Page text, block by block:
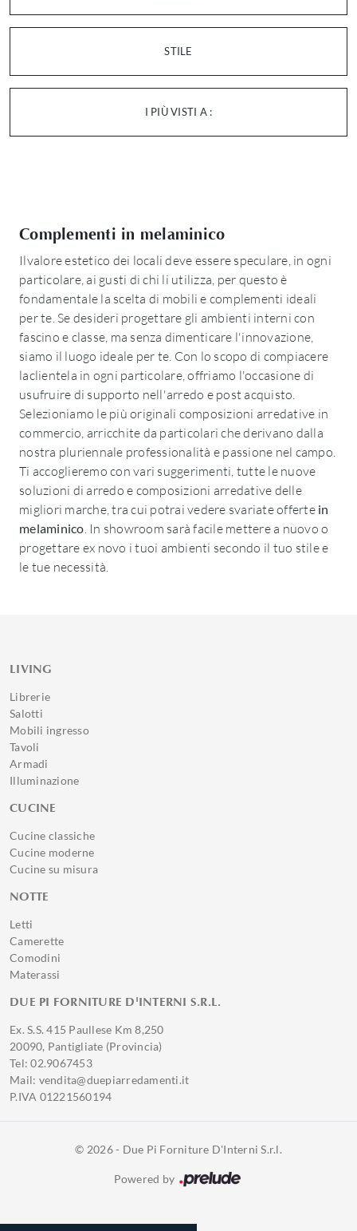
STILE
I PIÙ VISTI A :
Complementi in melaminico
Ilvalore estetico dei locali deve essere speculare, in ogni
particolare, ai gusti di chi li utilizza, per questo è
fondamentale la scelta di mobili e complementi ideali
per te. Se desideri progettare gli ambienti interni con
fascino e classe, ma senza dimenticare l'innovazione,
siamo il luogo ideale per te. Con lo scopo di compiacere
laclientela in ogni particolare, offriamo l'occasione di
usufruire di supporto nell'arredo e post acquisto.
Selezioniamo le più originali composizioni arredative in
commercio, arricchite da particolari che derivano dalla
nostra pluriennale professionalità e passione nel campo.
Ti accoglieremo con vari suggerimenti, tutte le nuove
soluzioni di arredo e composizioni arredative delle
migliori marche, tra cui potrai vedere svariate offerte in
melaminico. In showroom sarà facile mettere a nuovo o
progettare ex novo i tuoi ambienti secondo il tuo stile e
le tue necessità.
LIVING
Librerie
Salotti
Mobili ingresso
Tavoli
Armadi
Illuminazione
CUCINE
Cucine classiche
Cucine moderne
Cucine su misura
NOTTE
Letti
Camerette
Comodini
Materassi
DUE PI FORNITURE D'INTERNI S.R.L.
Ex. S.S. 415 Paullese Km 8,250
20090, Pantigliate (Provincia)
Tel: 02.9067453
Mail: vendita@duepiarredamenti.it
P.IVA 01221560194
© 2026 - Due Pi Forniture D'Interni S.r.l.
Powered by